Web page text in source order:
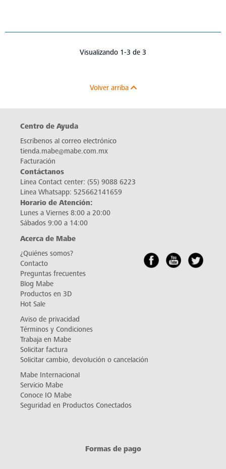
Visualizando 1-3 de 3
Volver arriba
Centro de Ayuda
Escríbenos al correo electrónico
tienda.mabe@mabe.com.mx
Facturación
Contáctanos
Línea Contact center: (55) 9088 6223
Línea Whatsapp: 525662141659
Horario de Atención:
Lunes a Viernes 8:00 a 20:00
Sábados 9:00 a 14:00
Acerca de Mabe
¿Quiénes somos?
Contacto
Preguntas frecuentes
Blog Mabe
Productos en 3D
Hot Sale
Aviso de privacidad
Términos y Condiciones
Trabaja en Mabe
Solicitar factura
Solicitar cambio, devolución o cancelación
Mabe Internacional
Servicio Mabe
Conoce IO Mabe
Seguridad en Productos Conectados
Formas de pago